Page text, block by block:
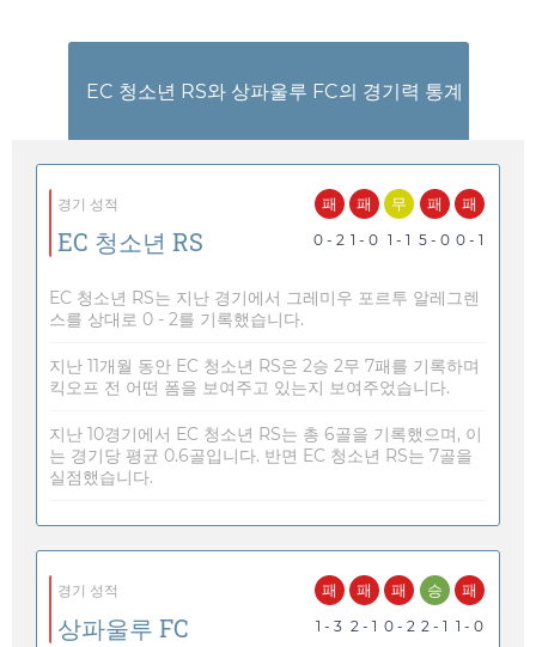
EC 청소년 RS와 상파울루 FC의 경기력 통계
경기 성적
EC 청소년 RS
패
0 - 2
패
1 - 0
무
1 - 1
패
5 - 0
패
0 - 1
EC 청소년 RS는 지난 경기에서 그레미우 포르투 알레그렌
스를 상대로 0 - 2를 기록했습니다.
지난 11개월 동안 EC 청소년 RS은 2승 2무 7패를 기록하며
킥오프 전 어떤 폼을 보여주고 있는지 보여주었습니다.
지난 10경기에서 EC 청소년 RS는 총 6골을 기록했으며, 이
는 경기당 평균 0.6골입니다. 반면 EC 청소년 RS는 7골을
실점했습니다.
경기 성적
상파울루 FC
패
1 - 3
패
2 - 1
패
0 - 2
승
2 - 1
패
1 - 0